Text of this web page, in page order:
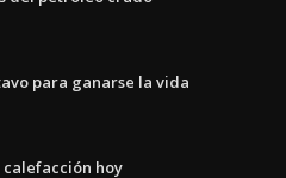
para ganarse la vida
hoy